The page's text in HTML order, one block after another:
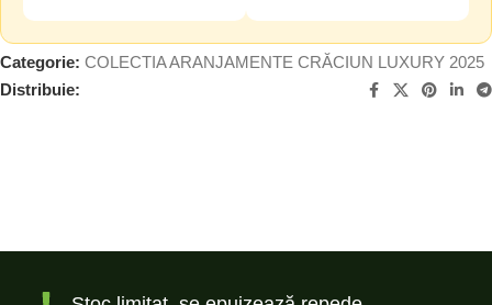
Categorie: COLECTIA ARANJAMENTE CRĂCIUN LUXURY 2025
Distribuie: